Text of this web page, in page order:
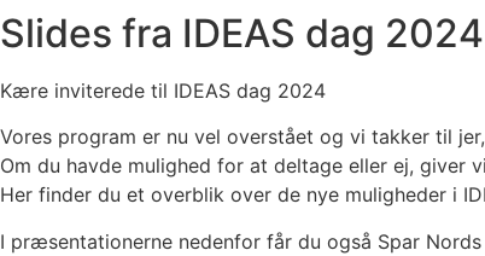
Slides fra IDEAS dag 2024
Kære inviterede til IDEAS dag 2024
Vores program er nu vel overstået og vi takker til
Om du havde mulighed for at deltage eller ej, giver
Her finder du et overblik over de nye muligheder i
I præsentationerne nedenfor får du også Spar